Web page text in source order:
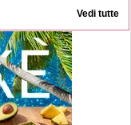
Vedi tutte